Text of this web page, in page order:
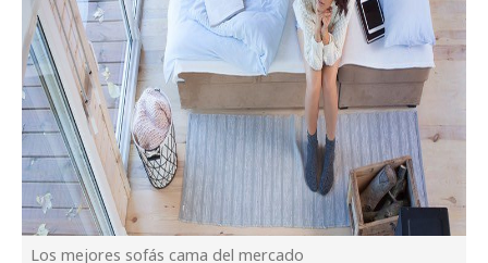
Los mejores sofás cama del mercado